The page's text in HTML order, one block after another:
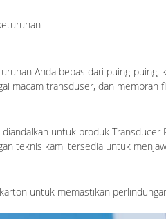
Anda bebas dari puing-
macam transduser, dan membran
untuk produk
teknis kami tersedia untuk
untuk memastikan